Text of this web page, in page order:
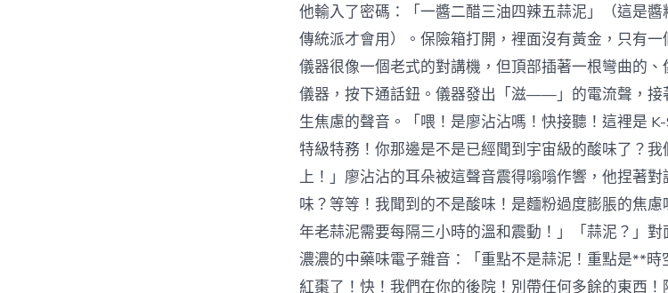
他輸入了密碼：「一醬二醋三油四辣五蒜泥」（這是
傳統派才會用）。保險箱打開，裡面沒有黃金，只有
儀器很像一個老式的對講機，但頂部插著一根彎曲的
儀器，按下通話鈕。儀器發出「滋——」的電流聲，接
生焦慮的聲音。「喂！是廖沾沾嗎！快接聽！這裡是
特級特務！你那邊是不是已經聞到宇宙級的酸味了？
上！」廖沾沾的耳朵被這聲音震得嗡嗡作響，他捏著
味？等等！我聞到的不是酸味！是麵粉過度膨脹的焦
年老蒜泥需要每隔三小時的溫和震動！」「蒜泥？」
濃濃的中藥味電子雜音：「重點不是蒜泥！重點是**
紅棗了！快！我們在你的後院！別帶任何多餘的東西